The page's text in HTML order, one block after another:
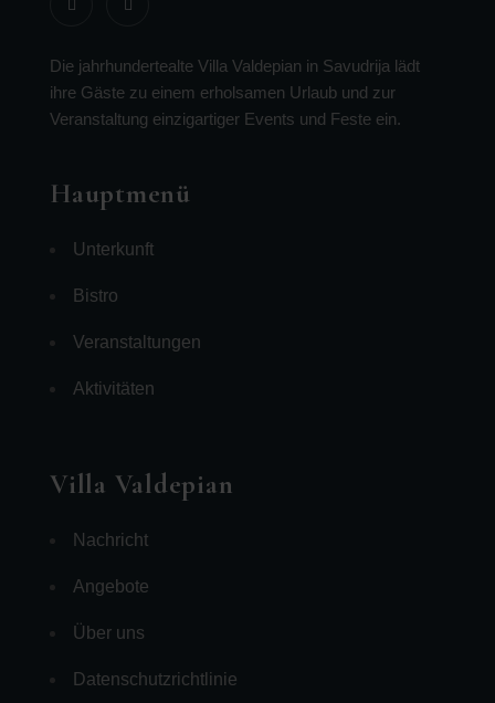
Die jahrhundertealte Villa Valdepian in Savudrija lädt
ihre Gäste zu einem erholsamen Urlaub und zur
Veranstaltung einzigartiger Events und Feste ein.
Hauptmenü
Unterkunft
Bistro
Veranstaltungen
Aktivitäten
Villa Valdepian
Nachricht
Angebote
Über uns
Datenschutzrichtlinie